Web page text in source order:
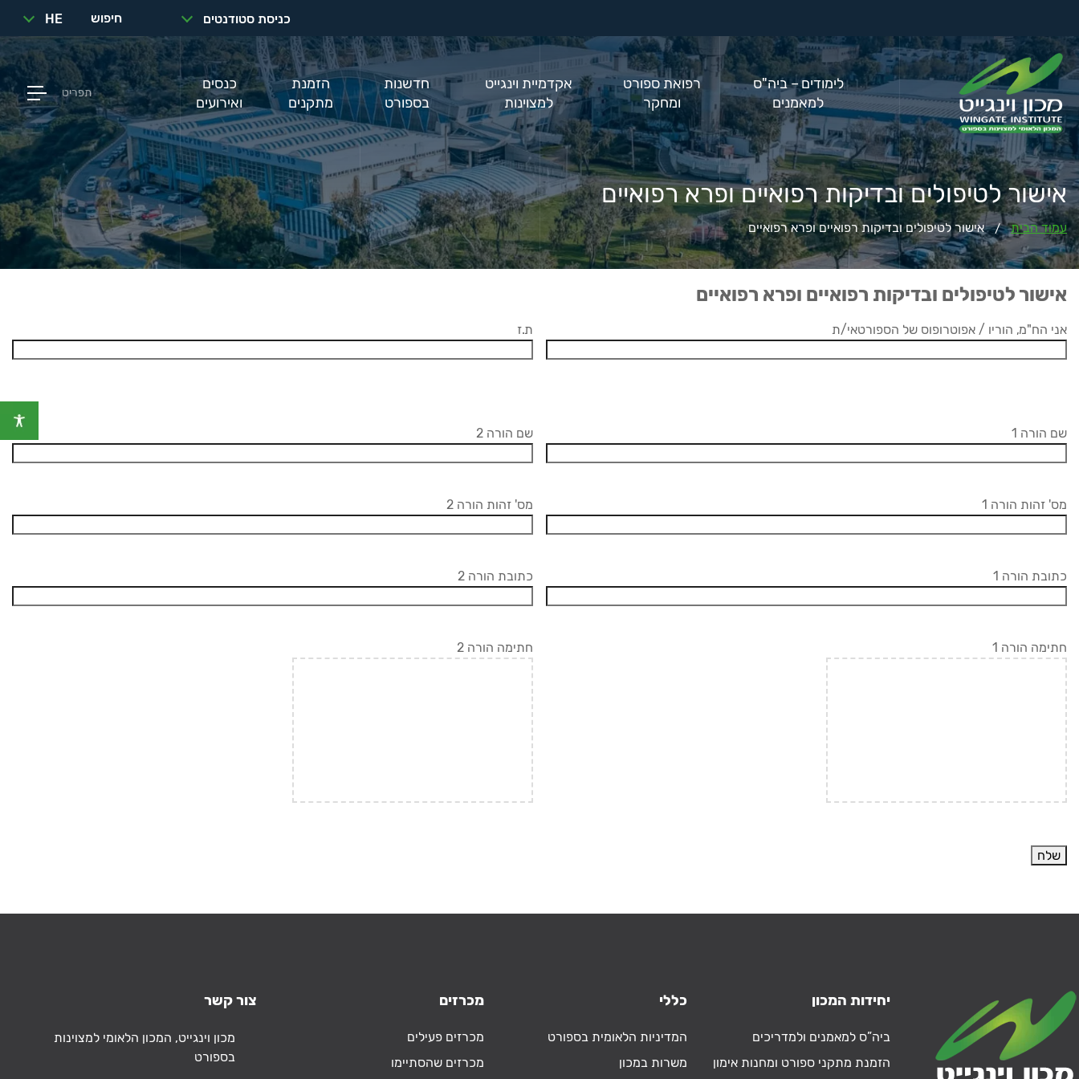
כניסת סטודנטים חיפוש HE
לימודים – ביה"ס
למאמנים
רפואת ספורט
ומחקר
אקדמיית וינגייט
למצוינות
חדשנות
בספורט
הזמנת
מתקנים
כנסים
ואירועים
תפריט
אישור לטיפולים ובדיקות רפואיים ופרא רפואיים
עמוד הבית / אישור לטיפולים ובדיקות רפואיים ופרא רפואיים
אישור לטיפולים ובדיקות רפואיים ופרא רפואיים
אני הח"מ, הוריו / אפוטרופוס של הספורטאי/ת ת.ז
שם הורה 1 שם הורה 2
מס' זהות הורה 1 מס' זהות הורה 2
כתובת הורה 1 כתובת הורה 2
חתימה הורה 1 חתימה הורה 2
יחידות המכון
ביה”ס למאמנים ולמדריכים
הזמנת מתקני ספורט ומחנות אימון
כללי
המדיניות הלאומית בספורט
משרות במכון
מכרזים
מכרזים פעילים
מכרזים שהסתיימו
צור קשר
כתובת
מכון וינגייט, המכון הלאומי למצוינות
בספורט